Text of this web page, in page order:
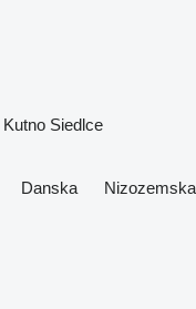
Kutno Siedlce
Danska
Nizozemska